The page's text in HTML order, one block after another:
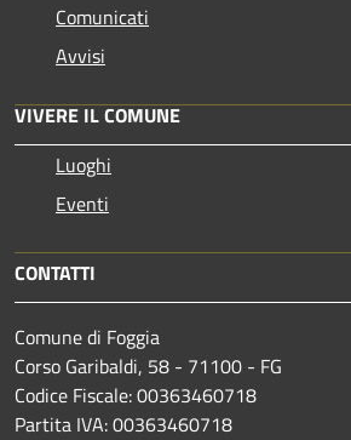
Comunicati
Avvisi
VIVERE IL COMUNE
Luoghi
Eventi
CONTATTI
Comune di Foggia
Corso Garibaldi, 58 - 71100 - FG
Codice Fiscale: 00363460718
Partita IVA: 00363460718